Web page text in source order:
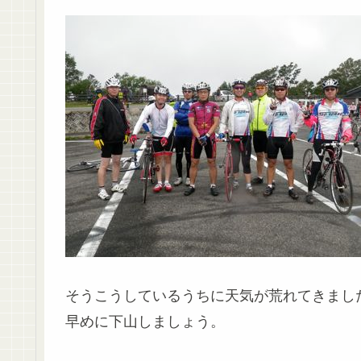
そうこうしているうちに天気が荒れてきまし
早めに下山しましょう。